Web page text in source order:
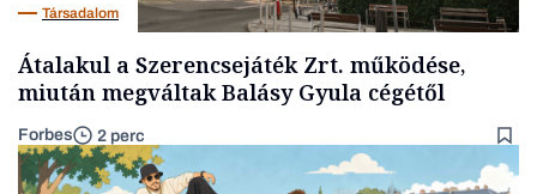
Társadalom
Átalakul a Szerencsejáték Zrt. működése,
miután megváltak Balásy Gyula cégétől
Forbes 2 perc